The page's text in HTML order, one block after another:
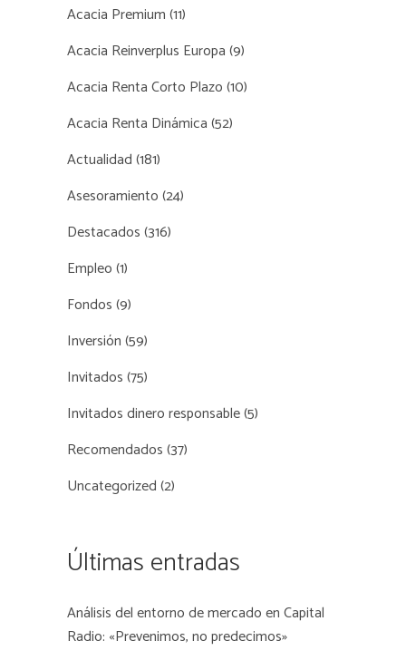
Acacia Premium(11)
Acacia Reinverplus Europa(9)
Acacia Renta Corto Plazo(10)
Acacia Renta Dinámica(52)
Actualidad(181)
Asesoramiento(24)
Destacados(316)
Empleo(1)
Fondos(9)
Inversión(59)
Invitados(75)
Invitados dinero responsable(5)
Recomendados(37)
Uncategorized(2)
Últimas entradas
Análisis del entorno de mercado en Capital
Radio: «Prevenimos, no predecimos»